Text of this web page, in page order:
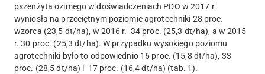
pszenżyta ozimego w doświadczeniach PDO w 2017 r.
wyniosła na przeciętnym poziomie agrotechniki 28 proc.
wzorca (23,5 dt/ha), w 2016 r. 34 proc. (25,3 dt/ha), a w 2015
r. 30 proc. (25,3 dt/ha). W przypadku wysokiego poziomu
agrotechniki było to odpowiednio 16 proc. (15,8 dt/ha), 33
proc. (28,5 dt/ha) i 17 proc. (16,4 dt/ha) (tab. 1).